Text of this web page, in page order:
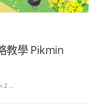
教學 Pikmin
2 …